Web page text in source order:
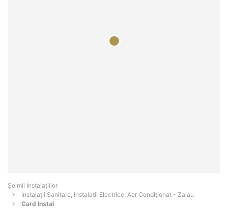
Şoimii Instalaţiilor
Instalații Sanitare, Instalații Electrice, Aer Condiționat - Zalău
Card Instal